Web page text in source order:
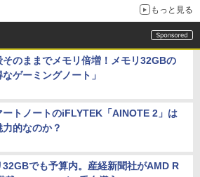
もっと見る
そのままでメモリ倍増！メモリ32GBの
なゲーミングノート」
ートノートのiFLYTEK「AINOTE 2」は
的なのか？
32GBでも予算内。産経新聞社がAMD R